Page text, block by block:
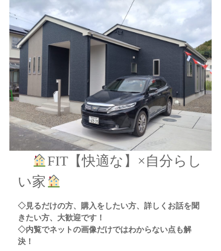
FIT【快適な】×自分らし
い家
◇見るだけの方、購入をしたい方、詳しくお話を聞
きたい方、大歓迎です！
◇内覧でネットの画像だけではわからない点も解
決！